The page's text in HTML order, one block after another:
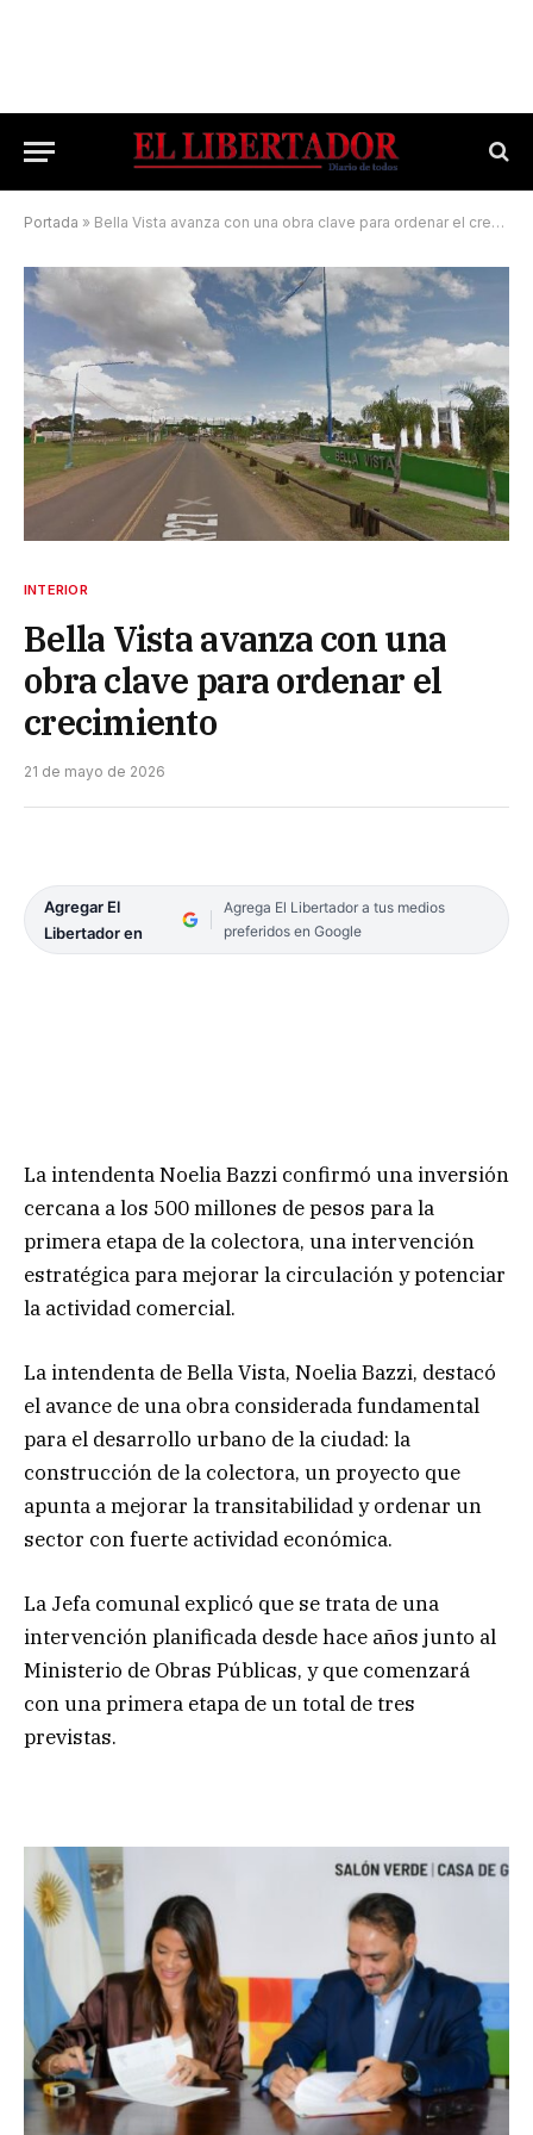
Portada » Bella Vista avanza con una obra clave para ordenar el crecimiento
INTERIOR
Bella Vista avanza con una
obra clave para ordenar el
crecimiento
21 de mayo de 2026
Agregar El
Libertador en
Agrega El Libertador a tus medios
preferidos en Google
La intendenta Noelia Bazzi confirmó una inversión
cercana a los 500 millones de pesos para la
primera etapa de la colectora, una intervención
estratégica para mejorar la circulación y potenciar
la actividad comercial.
La intendenta de Bella Vista, Noelia Bazzi, destacó
el avance de una obra considerada fundamental
para el desarrollo urbano de la ciudad: la
construcción de la colectora, un proyecto que
apunta a mejorar la transitabilidad y ordenar un
sector con fuerte actividad económica.
La Jefa comunal explicó que se trata de una
intervención planificada desde hace años junto al
Ministerio de Obras Públicas, y que comenzará
con una primera etapa de un total de tres
previstas.